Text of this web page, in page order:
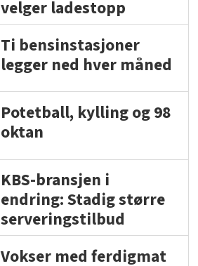
velger ladestopp
Ti bensinstasjoner
legger ned hver måned
Potetball, kylling og 98
oktan
KBS-bransjen i
endring: Stadig større
serveringstilbud
Vokser med ferdigmat